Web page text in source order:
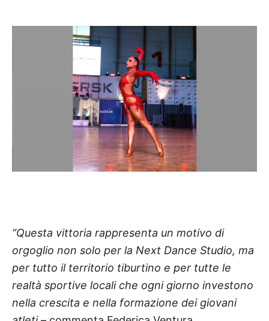
“Questa vittoria rappresenta un motivo di
orgoglio non solo per la Next Dance Studio, ma
per tutto il territorio tiburtino e per tutte le
realtà sportive locali che ogni giorno investono
nella crescita e nella formazione dei giovani